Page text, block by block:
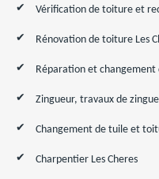
Vérification de toiture et
Rénovation de toiture Les
Réparation et changement
Zingueur, travaux de
Changement de tuile et
Charpentier Les Cheres